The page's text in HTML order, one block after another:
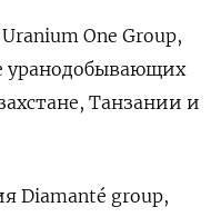
One Group,
уранодобывающих
‌Танзании и
​Diamanté group,